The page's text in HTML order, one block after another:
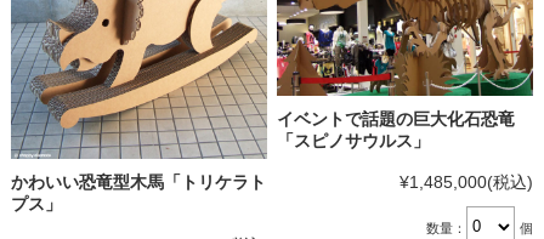
かわいい恐竜型木馬「トリケラト
プス」
イベントで話題の巨大化石恐竜
「スピノサウルス」
¥1,485,000(税込)
数量： 個